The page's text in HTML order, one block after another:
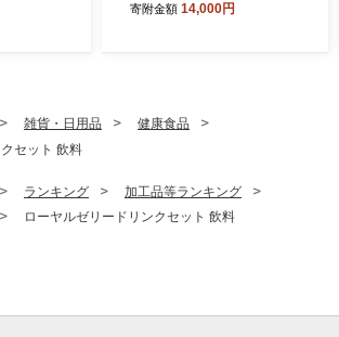
キャラメルナッツ チョコト
寄附金額 14,000円
雑貨・日用品
健康食品
セット 飲料
ランキング
加工品等ランキング
ローヤルゼリードリンクセット 飲料